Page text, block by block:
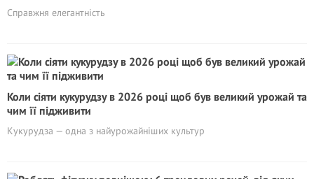
Справжня елегантність
Коли сіяти кукурудзу в 2026 році щоб був великий урожай та
чим її підживити
Кукурудза — одна з найурожайніших культур